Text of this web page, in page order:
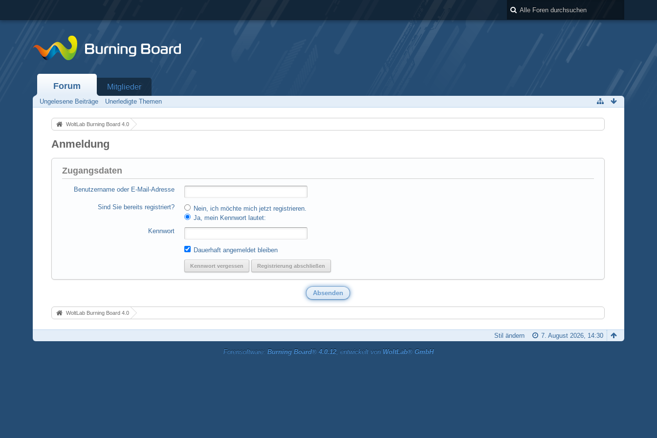
Forum Mitglieder
Ungelesene Beiträge Unerledigte Themen
WoltLab Burning Board 4.0
Anmeldung
Zugangsdaten
Benutzername oder E-Mail-Adresse
Sind Sie bereits registriert?
Nein, ich möchte mich jetzt registrieren.
Ja, mein Kennwort lautet:
Kennwort
Dauerhaft angemeldet bleiben
Kennwort vergessen Registrierung abschließen
WoltLab Burning Board 4.0
7. August 2026, 14:30
Stil ändern
Forensoftware: Burning Board® 4.0.12, entwickelt von WoltLab® GmbH